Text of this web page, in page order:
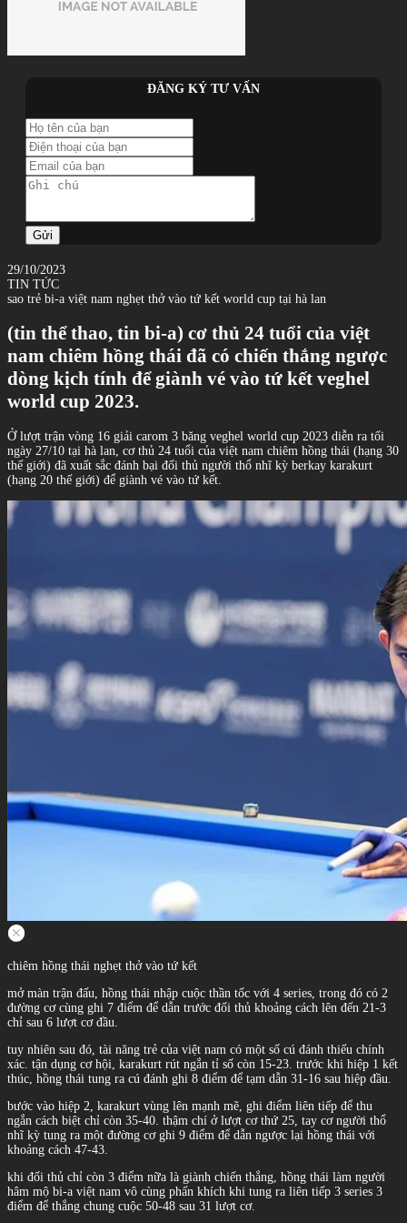
ĐĂNG KÝ TƯ VẤN
Gửi
29/10/2023
TIN TỨC
sao trẻ bi-a việt nam nghẹt thở vào tứ kết world cup tại hà lan
(tin thể thao, tin bi-a) cơ thủ 24 tuổi của việt
nam chiêm hồng thái đã có chiến thắng ngược
dòng kịch tính để giành vé vào tứ kết veghel
world cup 2023.
Ở lượt trận vòng 16 giải carom 3 băng veghel world cup 2023 diễn ra tối
ngày 27/10 tại hà lan, cơ thủ 24 tuổi của việt nam chiêm hồng thái (hạng 30
thế giới) đã xuất sắc đánh bại đối thủ người thổ nhĩ kỳ berkay karakurt
(hạng 20 thế giới) để giành vé vào tứ kết.
chiêm hồng thái nghẹt thở vào tứ kết
mở màn trận đấu, hồng thái nhập cuộc thần tốc với 4 series, trong đó có 2
đường cơ cùng ghi 7 điểm để dẫn trước đối thủ khoảng cách lên đến 21-3
chỉ sau 6 lượt cơ đầu.
tuy nhiên sau đó, tài năng trẻ của việt nam có một số cú đánh thiếu chính
xác. tận dụng cơ hội, karakurt rút ngắn tỉ số còn 15-23. trước khi hiệp 1 kết
thúc, hồng thái tung ra cú đánh ghi 8 điểm để tạm dẫn 31-16 sau hiệp đầu.
bước vào hiệp 2, karakurt vùng lên mạnh mẽ, ghi điểm liên tiếp để thu
ngắn cách biệt chỉ còn 35-40. thậm chí ở lượt cơ thứ 25, tay cơ người thổ
nhĩ kỳ tung ra một đường cơ ghi 9 điểm để dẫn ngược lại hồng thái với
khoảng cách 47-43.
khi đối thủ chỉ còn 3 điểm nữa là giành chiến thắng, hồng thái làm người
hâm mộ bi-a việt nam vô cùng phấn khích khi tung ra liên tiếp 3 series 3
điểm để thắng chung cuộc 50-48 sau 31 lượt cơ.